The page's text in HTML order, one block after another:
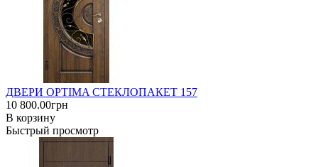
ДВЕРИ OPTIMA СТЕКЛОПАКЕТ 157
10 800.00грн
В корзину
Быстрый просмотр